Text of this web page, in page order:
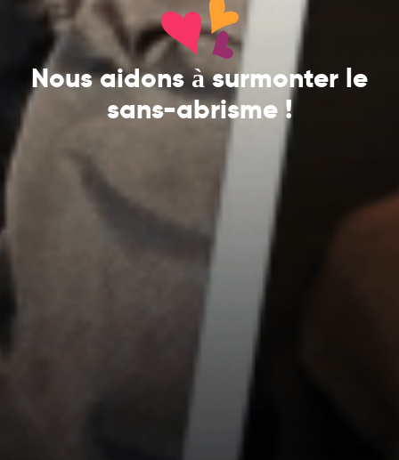
Nous aidons à surmonter le
sans-abrisme !